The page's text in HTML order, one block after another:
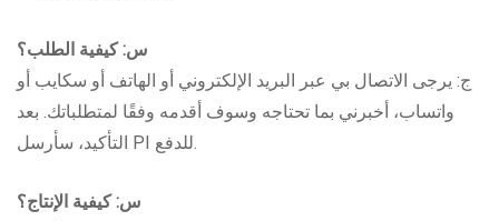
س: كيفية الطلب؟
ج: يرجى الاتصال بي عبر البريد الإلكتروني أو الهاتف أو سكايب أو
واتساب، أخبرني بما تحتاجه وسوف أقدمه وفقًا لمتطلباتك. بعد
التأكيد، سأرسل PI للدفع.
س: كيفية الإنتاج؟